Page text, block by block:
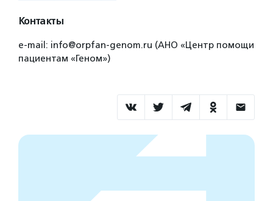
Контакты
e-mail: info@orpfan-genom.ru (АНО «Центр помощи
пациентам «Геном»)